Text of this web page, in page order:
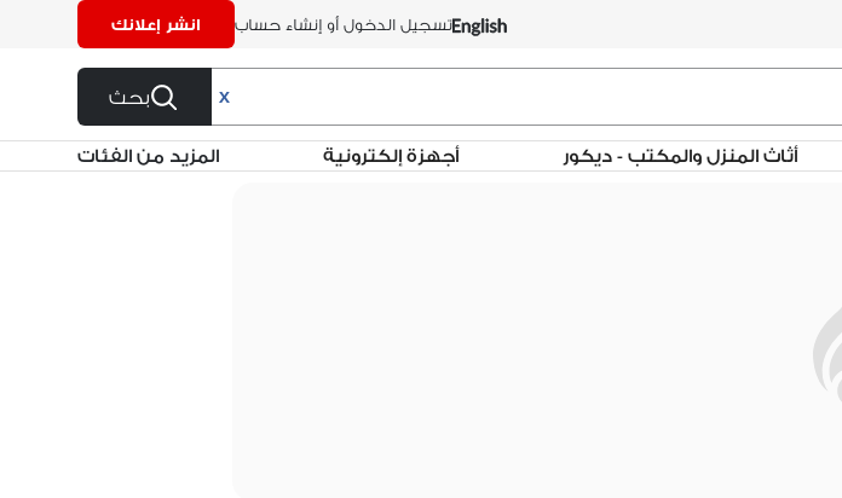
تسجيل الدخول أو إنشاء حساب انشر إعلانك
X بحث
أثاث المنزل والمكتب - ديكور أجهزة إلكترونية المزيد من الفئات